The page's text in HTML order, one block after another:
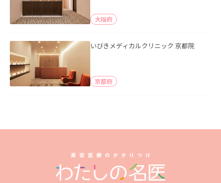
大阪府
いびきメディカルクリニック 京都院
京都府